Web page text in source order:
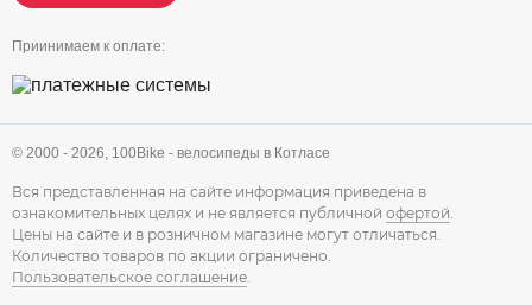
Приинимаем к оплате:
© 2000 - 2026, 100Bike - велосипеды в Котласе
Вся представленная на сайте информация приведена в
ознакомительных целях и не является публичной офертой.
Цены на сайте и в розничном магазине могут отличаться.
Количество товаров по акции ограничено.
Пользовательское соглашение.